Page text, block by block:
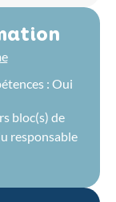
: Oui
bloc(s) de
responsable